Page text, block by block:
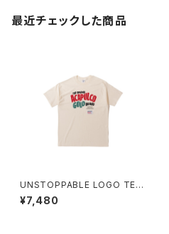
最近チェックした商品
UNSTOPPABLE LOGO TEE
(CREAM)
¥7,480